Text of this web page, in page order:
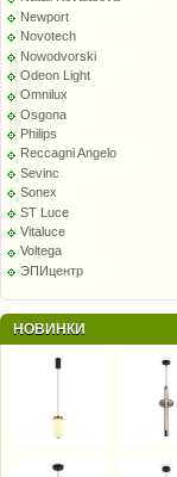
Newport
Novotech
Nowodvorski
Odeon Light
Omnilux
Osgona
Philips
Reccagni Angelo
Sevinc
Sonex
ST Luce
Vitaluce
Voltega
ЭПИцентр
НОВИНКИ